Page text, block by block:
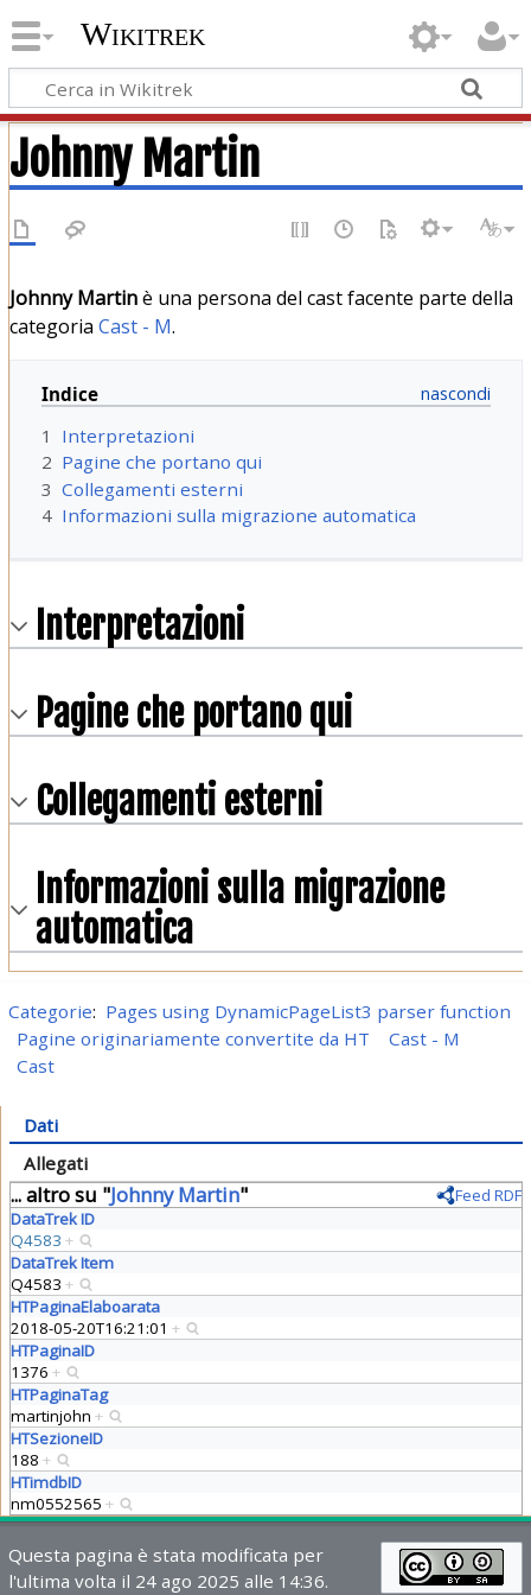
Wikitrek
Johnny Martin
Johnny Martinè una persona del cast facente parte della
categoria Cast - M.
Indice
1
Interpretazioni
2 Pagine che portano qui
3 Collegamenti esterni
4 Informazioni sulla migrazione automatica
Interpretazioni
Pagine che portano qui
Collegamenti esterni
Informazioni sulla migrazione
automatica
Categorie: Pages using DynamicPageList3 parser function
Pagine originariamente convertite da HT
Cast - M
Cast
Dati
Allegati
... altro su "Johnny Martin"
Feed RDF
DataTrek ID
Q4583 +
DataTrek Item
Q4583 +
HTPaginaElaboarata
2018-05-20T16:21:01 +
HTPaginaID
1376 +
HTPaginaTag
martinjohn +
HTSezioneID
188 +
HTimdbID
nm0552565 +
Questa pagina è stata modificata per
l'ultima volta il 24 ago 2025 alle 14:36.